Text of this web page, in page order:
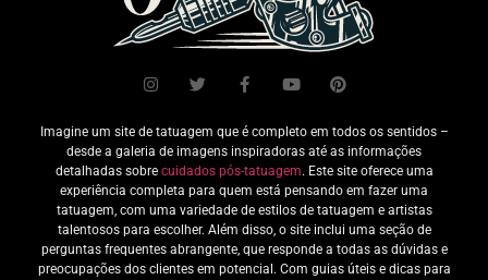
Imagine um site de tatuagem que é completo em todos os sentidos –
desde a galeria de imagens inspiradoras até as informações
detalhadas sobre cuidados pós-tatuagem. Este site oferece uma
experiência completa para quem está pensando em fazer uma
tatuagem, com uma variedade de estilos de tatuagem e artistas
talentosos para escolher. Além disso, o site inclui uma seção de
perguntas frequentes abrangente, que responde a todas as dúvidas e
preocupações dos clientes em potencial. Com guias úteis e dicas para